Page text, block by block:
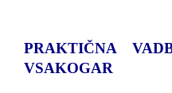
PRAKTIČNA
VSAKOGAR